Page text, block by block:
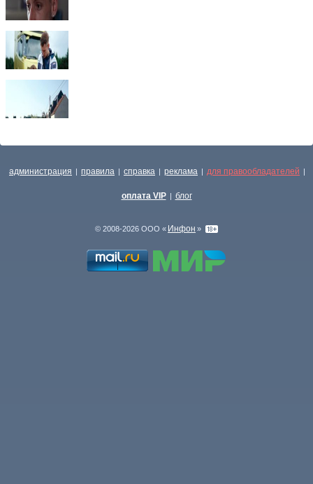
администрация | правила | справка | реклама | для правообладателей |
оплата VIP | блог
© 2008-2026 ООО « Инфон »